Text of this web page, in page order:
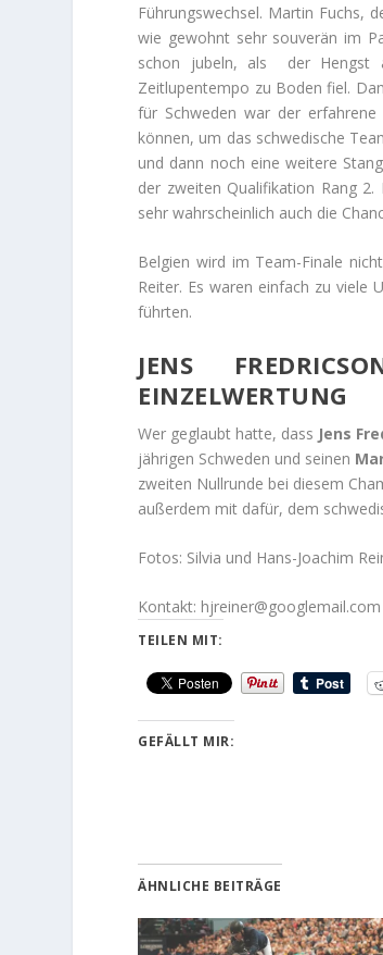
Führungswechsel. Martin Fuchs,
wie gewohnt sehr souverän im
schon jubeln, als der Hengst
Zeitlupentempo zu Boden fiel.
für Schweden war der erfahrene
können, um das schwedische
und dann noch eine weitere
der zweiten Qualifikation Rang 2.
sehr wahrscheinlich auch die
Belgien wird im Team-Finale
Reiter. Es waren einfach zu viele
führten.
JENS
EINZELWERTUNG
Wer geglaubt hatte, dass Jens
jährigen Schweden und seinen
zweiten Nullrunde bei diesem
außerdem mit dafür, dem
Fotos: Silvia und Hans-Joachim
Kontakt: hjreiner@googlemail.com
TEILEN MIT:
GEFÄLLT MIR:
ÄHNLICHE BEITRÄGE